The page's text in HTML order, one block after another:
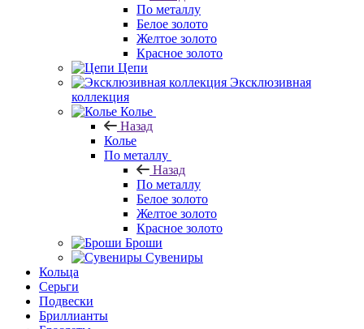
По металлу
Белое золото
Желтое золото
Красное золото
Цепи
Эксклюзивная
коллекция
Колье
Назад
Колье
По металлу
Назад
По металлу
Белое золото
Желтое золото
Красное золото
Броши
Сувениры
Кольца
Серьги
Подвески
Бриллианты